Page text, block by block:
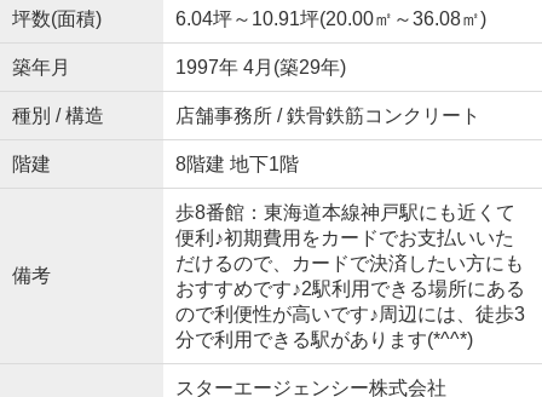
坪数(面積) 6.04坪～10.91坪(20.00㎡～36.08㎡)
築年月 1997年 4月(築29年)
種別 / 構造 店舗事務所 / 鉄骨鉄筋コンクリート
階建 8階建 地下1階
備考
歩8番館：東海道本線神戸駅にも近くて
便利♪初期費用をカードでお支払いいた
だけるので、カードで決済したい方にも
おすすめです♪2駅利用できる場所にある
ので利便性が高いです♪周辺には、徒歩3
分で利用できる駅があります(*^^*)
スターエージェンシー株式会社